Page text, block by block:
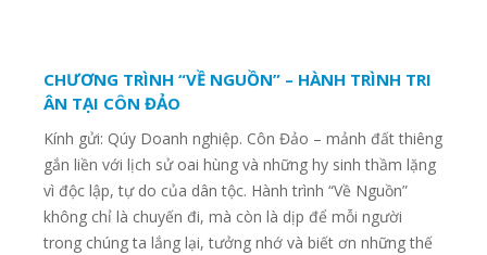
Hãng hàng không Asiana Airlines
CÔNG TY TNHH TAINAN ENTERPRISE VIỆT NAM
CHƯƠNG TRÌNH “VỀ NGUỒN” – HÀNH TRÌNH TRI
ÂN TẠI CÔN ĐẢO
Kính gửi: Qúy Doanh nghiệp. Côn Đảo – mảnh đất thiêng
gắn liền với lịch sử oai hùng và những hy sinh thầm lặng
vì độc lập, tự do của dân tộc. Hành trình “Về Nguồn”
không chỉ là chuyến đi, mà còn là dịp để mỗi người
trong chúng ta lắng lại, tưởng nhớ và biết ơn những thế